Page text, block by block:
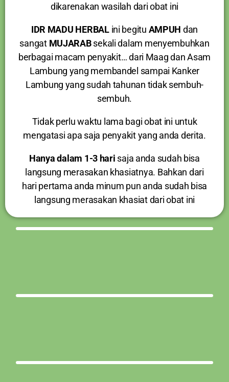
dikarenakan wasilah dari obat ini
IDR MADU HERBALini begitu AMPUH dan
sangat MUJARABsekali dalam menyembuhkan
berbagai macam penyakit… dari Maag dan Asam
Lambung yang membandel sampai Kanker
Lambung yang sudah tahunan tidak sembuh-
sembuh.
Tidak perlu waktu lama bagi obat ini untuk
mengatasi apa saja penyakit yang anda derita.
Hanya dalam 1-3 hari saja anda sudah bisa
langsung merasakan khasiatnya. Bahkan dari
hari pertama anda minum pun anda sudah bisa
langsung merasakan khasiat dari obat ini